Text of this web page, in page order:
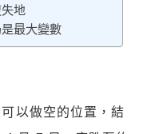
地
最大變數
以做空的位置，結